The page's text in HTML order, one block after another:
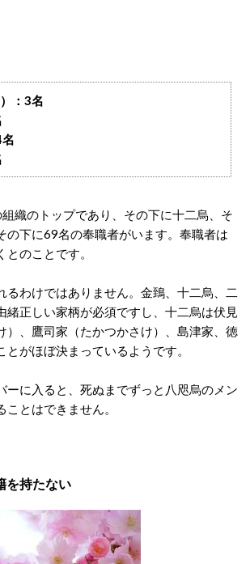
：3名
織のトップであり、その下に十二烏、そ
の下に69名の奉職者がいます。奉職者は
のことです。
るわけではありません。金鵄、十二烏、二
緒正しい家柄が必須ですし、十二烏は伏見
）、鷹司家（たかつかさけ）、島津家、徳
とがほぼ決まっているようです。
ーに入ると、死ぬまでずっと八咫烏のメン
とはできません。
を持たない